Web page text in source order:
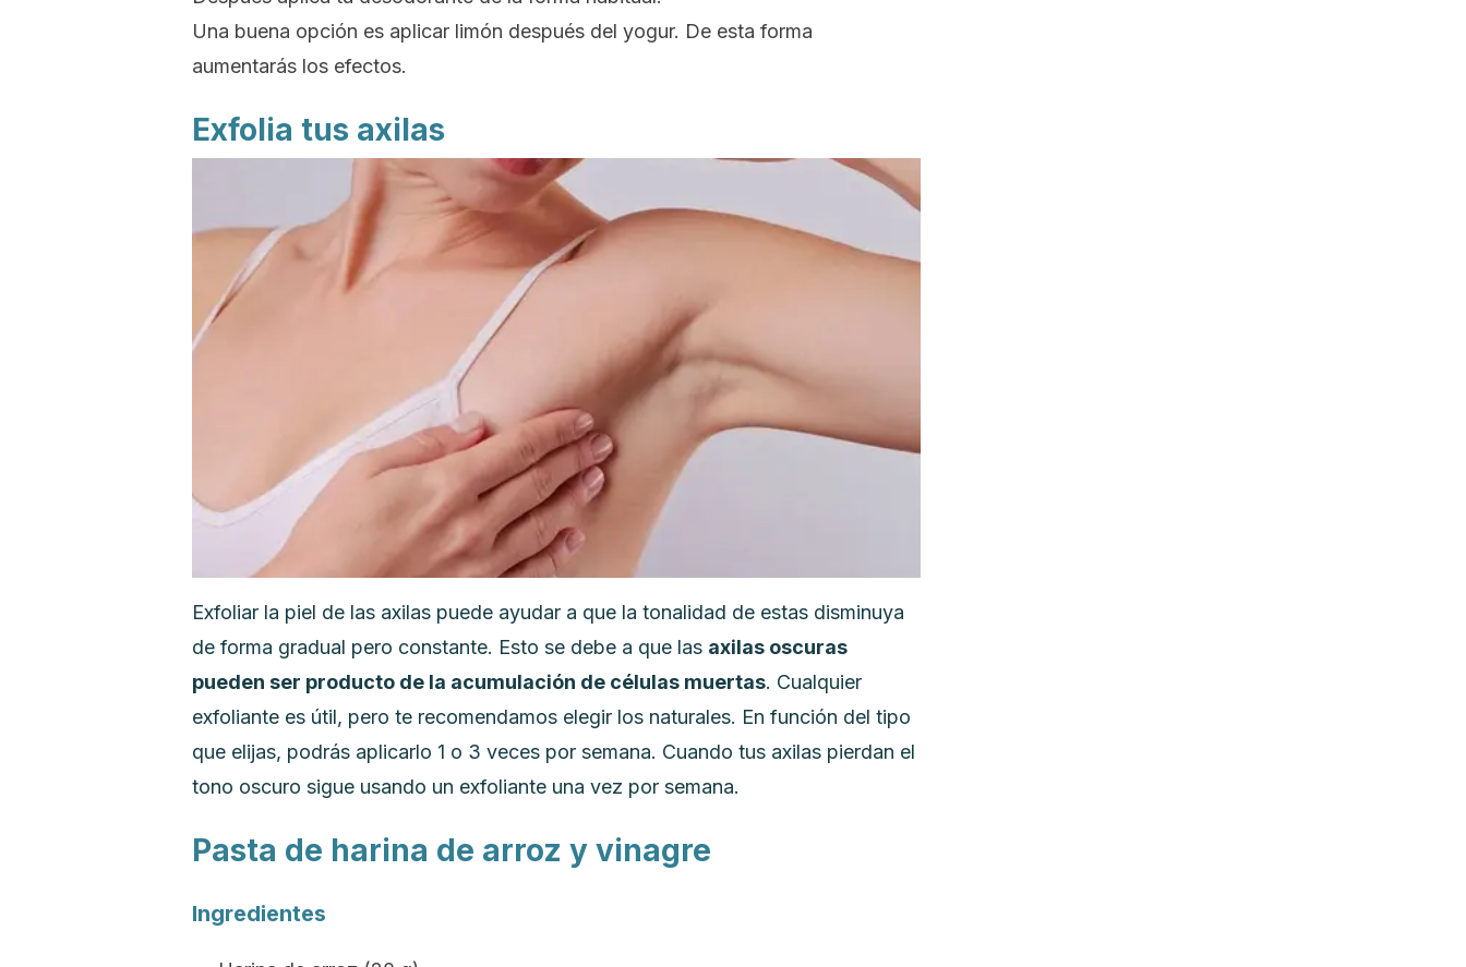
Una buena opción es aplicar limón después del yogur. De esta forma
aumentarás los efectos.
Exfolia tus axilas
Exfoliar la piel de las axilas puede ayudar a que la tonalidad de estas disminuya
de forma gradual pero constante. Esto se debe a que las axilas oscuras
pueden ser producto de la acumulación de células muertas. Cualquier
exfoliante es útil, pero te recomendamos elegir los naturales. En función del tipo
que elijas, podrás aplicarlo 1 o 3 veces por semana. Cuando tus axilas pierdan el
tono oscuro sigue usando un exfoliante una vez por semana.
Pasta de harina de arroz y vinagre
Ingredientes